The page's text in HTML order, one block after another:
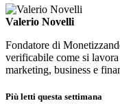
Valerio Novelli
Fondatore di
verificabile come si
marketing, business e
Più letti questa settimana